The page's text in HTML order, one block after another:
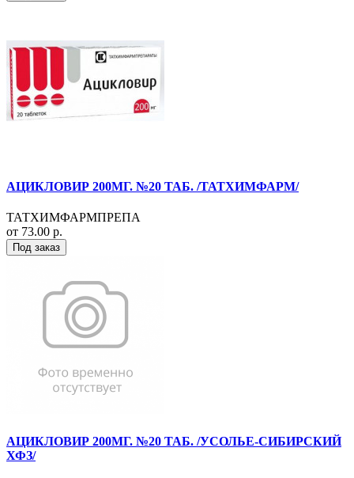
АЦИКЛОВИР 200МГ. №20 ТАБ. /ТАТХИМФАРМ/
ТАТХИМФАРМПРЕПА
от 73.00 р.
Под заказ
АЦИКЛОВИР 200МГ. №20 ТАБ. /УСОЛЬЕ-СИБИРСКИЙ
ХФЗ/